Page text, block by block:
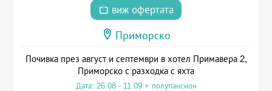
виж офертата
Приморско
Почивка през август и септември в хотел Примавера 2,
Приморско с разходка с яхта
Дата: 26.08 - 11.09 + полупансион